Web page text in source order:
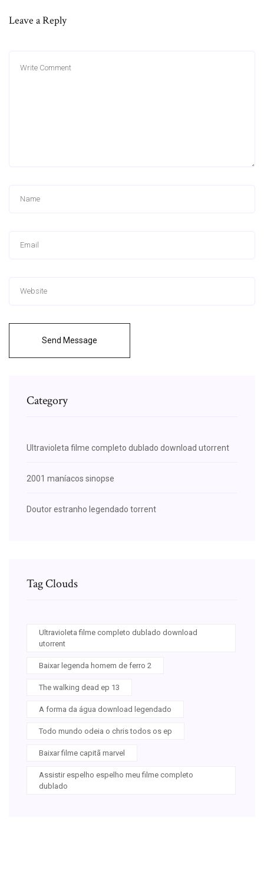
Leave a Reply
Send Message
Category
Ultravioleta filme completo dublado download utorrent
2001 maníacos sinopse
Doutor estranho legendado torrent
Tag Clouds
Ultravioleta filme completo dublado download
utorrent
Baixar legenda homem de ferro 2
The walking dead ep 13
A forma da água download legendado
Todo mundo odeia o chris todos os ep
Baixar filme capitã marvel
Assistir espelho espelho meu filme completo
dublado